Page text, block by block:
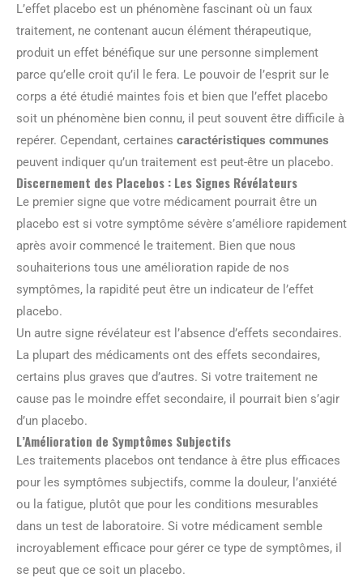
L’effet placebo est un phénomène fascinant où un faux
traitement, ne contenant aucun élément thérapeutique,
produit un effet bénéfique sur une personne simplement
parce qu’elle croit qu’il le fera. Le pouvoir de l’esprit sur le
corps a été étudié maintes fois et bien que l’effet placebo
soit un phénomène bien connu, il peut souvent être difficile à
repérer. Cependant, certaines caractéristiques communes
peuvent indiquer qu’un traitement est peut-être un placebo.
Discernement des Placebos : Les Signes Révélateurs
Le premier signe que votre médicament pourrait être un
placebo est si votre symptôme sévère s’améliore rapidement
après avoir commencé le traitement. Bien que nous
souhaiterions tous une amélioration rapide de nos
symptômes, la rapidité peut être un indicateur de l’effet
placebo.
Un autre signe révélateur est l’absence d’effets secondaires.
La plupart des médicaments ont des effets secondaires,
certains plus graves que d’autres. Si votre traitement ne
cause pas le moindre effet secondaire, il pourrait bien s’agir
d’un placebo.
L’Amélioration de Symptômes Subjectifs
Les traitements placebos ont tendance à être plus efficaces
pour les symptômes subjectifs, comme la douleur, l’anxiété
ou la fatigue, plutôt que pour les conditions mesurables
dans un test de laboratoire. Si votre médicament semble
incroyablement efficace pour gérer ce type de symptômes, il
se peut que ce soit un placebo.